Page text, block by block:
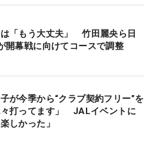
「もう大丈夫」 竹田麗央ら日
開幕戦に向けてコースで調整
が今季から“クラブ契約フリー”を
打ってます」 JALイベントに
しかった」